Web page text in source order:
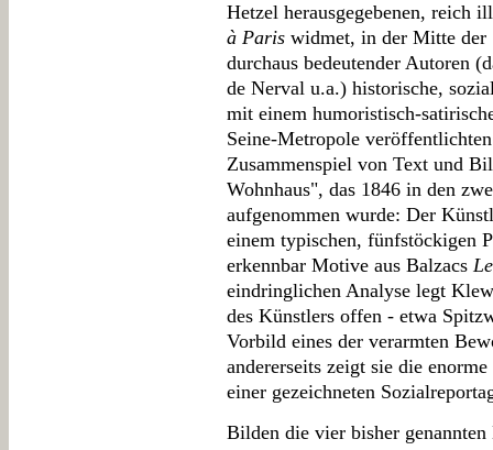
Hetzel herausgegebenen, reich
à Paris widmet, in der Mitte der
durchaus bedeutender Autoren
de Nerval u.a.) historische,
mit einem humoristisch-
Seine-Metropole
Zusammenspiel von Text und
Wohnhaus", das 1846 in den
aufgenommen wurde: Der
einem typischen, fünfstöckigen
erkennbar Motive aus Balzacs
eindringlichen Analyse legt
des Künstlers offen - etwa
Vorbild eines der verarmten
andererseits zeigt sie die
einer gezeichneten
Bilden die vier bisher